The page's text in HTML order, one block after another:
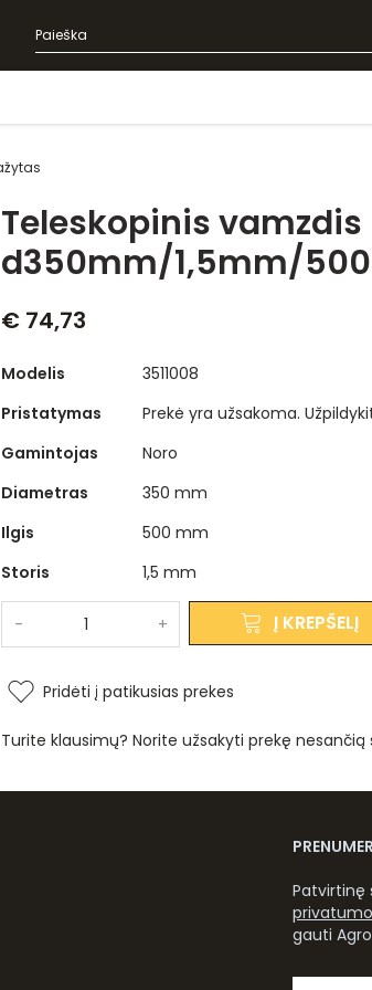
Teleskopinis vamzdis
d350mm/1,5mm/
€ 74,73
Modelis
3511008
Pristatymas
Prekė yra užsakoma.
Gamintojas
Noro
Diametras
350 mm
Ilgis
500 mm
Storis
1,5 mm
- + Į KREPŠELĮ
Pridėti į patikusias prekes
Turite klausimų? Norite užsakyti prekę nesančią
Patvirtinę
gauti